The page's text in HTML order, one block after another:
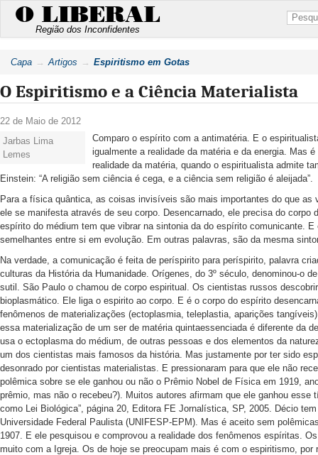
O LIBERAL
Região dos Inconfidentes
Capa Artigos Espiritismo em Gotas
O Espiritismo e a Ciência Materialista
22 de Maio de 2012
Jarbas Lima
Lemes
Comparo o espírito com a antimatéria. E o
igualmente a realidade da matéria e da energia. Mas
realidade da matéria, quando o espiritualista admite
Einstein: “A religião sem ciência é cega, e a ciência sem religião é aleijada”.
Para a física quântica, as coisas invisíveis são mais importantes do que
ele se manifesta através de seu corpo. Desencarnado, ele precisa do
espírito do médium tem que vibrar na sintonia da do espírito comunicante.
semelhantes entre si em evolução. Em outras palavras, são da mesma
Na verdade, a comunicação é feita de períspirito para períspirito, palavra
culturas da História da Humanidade. Orígenes, do 3º século, denominou-o
sutil. São Paulo o chamou de corpo espiritual. Os cientistas russos
bioplasmático. Ele liga o espirito ao corpo. E é o corpo do espírito
fenômenos de materializações (ectoplasmia, teleplastia, aparições
essa materialização de um ser de matéria quintaessenciada é diferente da
usa o ectoplasma do médium, de outras pessoas e dos elementos da
um dos cientistas mais famosos da história. Mas justamente por ter sido
desonrado por cientistas materialistas. E pressionaram para que ele não
polêmica sobre se ele ganhou ou não o Prêmio Nobel de Física em 1919,
prêmio, mas não o recebeu?). Muitos autores afirmam que ele ganhou esse
como Lei Biológica”, página 20, Editora FE Jornalística, SP, 2005. Décio
Universidade Federal Paulista (UNIFESP-EPM). Mas é aceito sem
1907. E ele pesquisou e comprovou a realidade dos fenômenos espíritas.
muito com a Igreja. Os de hoje se preocupam mais é com o espiritismo,